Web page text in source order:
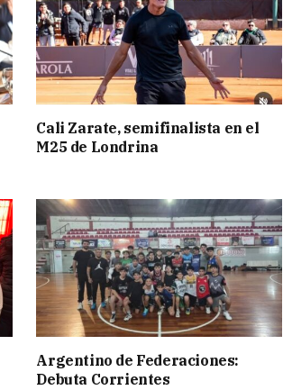
Cali Zarate, semifinalista en el
M25 de Londrina
Argentino de Federaciones:
Debuta Corrientes